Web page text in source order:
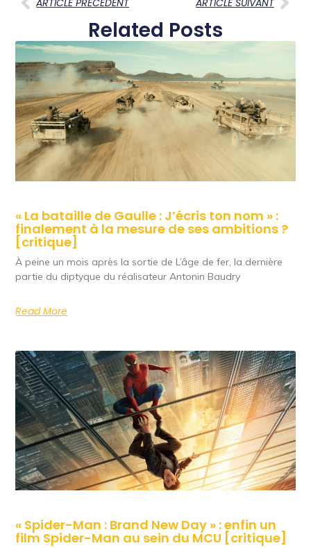
Related Posts
« La bataille de Gaulle : J’écris ton nom » :
finalement à la mesure de ses ambitions ?
[critique]
À peine un mois après la sortie de L’âge de fer, la dernière
partie du diptyque du réalisateur Antonin Baudry
Read More
« Spider-Man : Brand New Day » : enfin un
film Spider-Man au sein du MCU [critique]